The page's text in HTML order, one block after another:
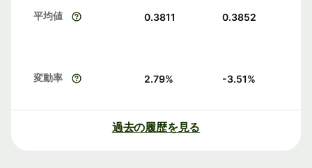
平均値 0.3811 0.3852
変動率 2.79% -3.51%
過去の履歴を見る